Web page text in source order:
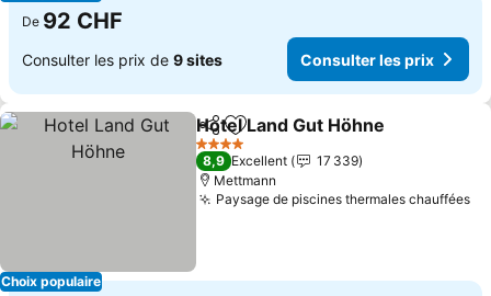
De 92 CHF
Consulter les prix de 9 sites Consulter les prix
Choix populaire
PartagerAjouter à mes favoris
Hotel Land Gut Höhne
4 Étoiles
8,9 Excellent
17 339
Mettmann
Paysage de piscines thermales chauffées